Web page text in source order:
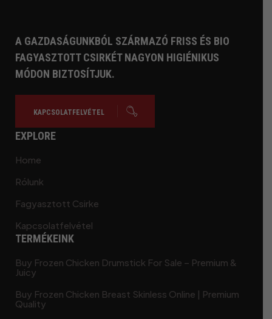
A GAZDASÁGUNKBÓL SZÁRMAZÓ FRISS ÉS BIO
FAGYASZTOTT CSIRKÉT NAGYON HIGIÉNIKUS
MÓDON BIZTOSÍTJUK.
KAPCSOLATFELVÉTEL
EXPLORE
Home
Rólunk
Fagyasztott Csirke
Kapcsolatfelvétel
TERMÉKEINK
Buy Frozen Chicken Drumstick For Sale – Premium &
Juicy
Buy Frozen Chicken Breast Skinless Online | Premium
Quality